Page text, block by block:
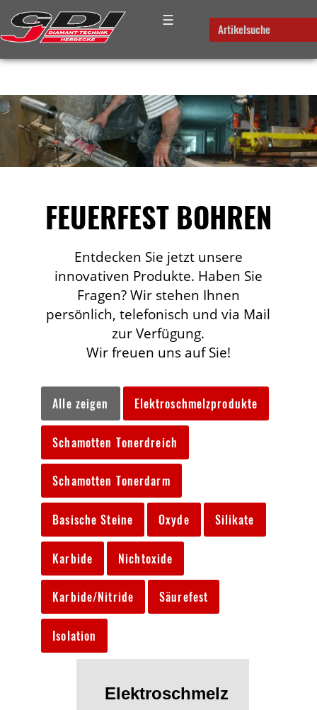
☰ Artikelsuche
FEUERFEST BOHREN
Entdecken Sie jetzt unsere
innovativen Produkte. Haben Sie
Fragen? Wir stehen Ihnen
persönlich, telefonisch und via Mail
zur Verfügung.
Wir freuen uns auf Sie!
Alle zeigen Elektroschmelzprodukte
Schamotten Tonerdreich
Schamotten Tonerdarm
Basische Steine Oxyde Silikate
Karbide Nichtoxide
Karbide/Nitride Säurefest
Isolation
Elektroschmelz